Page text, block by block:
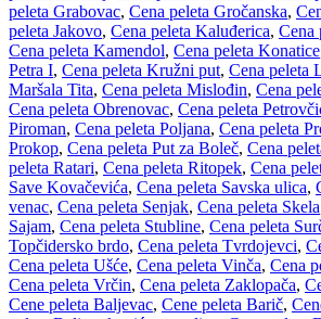
peleta Grabovac, Cena peleta Gročanska,
peleta Jakovo, Cena peleta Kaluđerica, Cena
Cena peleta Kamendol, Cena peleta Konatice
Petra I, Cena peleta Kružni put, Cena peleta
Maršala Tita, Cena peleta Mislođin, Cena
Cena peleta Obrenovac, Cena peleta
Piroman, Cena peleta Poljana, Cena peleta
Prokop, Cena peleta Put za Boleč, Cena
peleta Ratari, Cena peleta Ritopek, Cena
Save Kovačevića, Cena peleta Savska ulica,
venac, Cena peleta Senjak, Cena peleta Skela
Sajam, Cena peleta Stubline, Cena peleta
Topčidersko brdo, Cena peleta Tvrdojevci,
Cena peleta Ušće, Cena peleta Vinča, Cena
Cena peleta Vrčin, Cena peleta Zaklopača,
Cene peleta Baljevac, Cene peleta Barič,